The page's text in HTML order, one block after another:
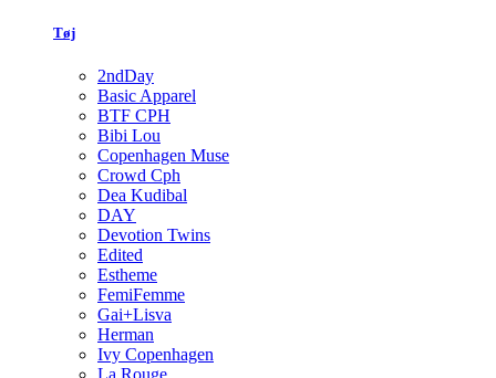
Tøj
2ndDay
Basic Apparel
BTF CPH
Bibi Lou
Copenhagen Muse
Crowd Cph
Dea Kudibal
DAY
Devotion Twins
Edited
Estheme
FemiFemme
Gai+Lisva
Herman
Ivy Copenhagen
La Rouge